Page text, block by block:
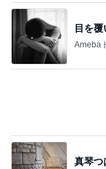
真琴つ
Ameba